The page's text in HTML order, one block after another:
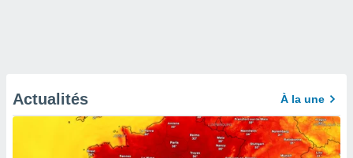
Actualités À la une